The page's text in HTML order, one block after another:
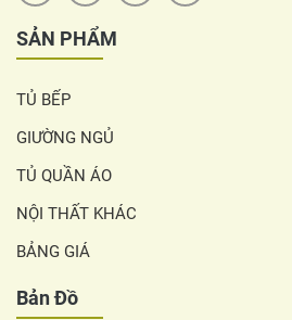
SẢN PHẨM
TỦ BẾP
GIƯỜNG NGỦ
TỦ QUẦN ÁO
NỘI THẤT KHÁC
BẢNG GIÁ
Bản Đồ